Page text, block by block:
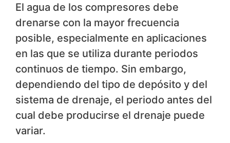
El agua de los compresores debe
drenarse con la mayor frecuencia
posible, especialmente en aplicaciones
en las que se utiliza durante periodos
continuos de tiempo. Sin embargo,
dependiendo del tipo de depósito y del
sistema de drenaje, el periodo antes del
cual debe producirse el drenaje puede
variar.